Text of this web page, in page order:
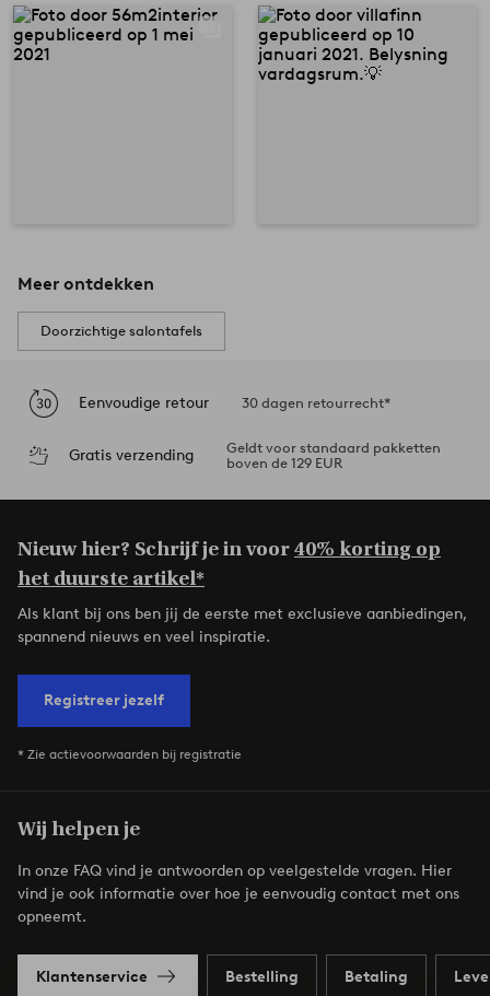
Meer ontdekken
Doorzichtige salontafels
Eenvoudige retour 30 dagen retourrecht*
Gratis verzending
Geldt voor standaard pakketten
boven de 129 EUR
Nieuw hier? Schrijf je in voor40% korting op
het duurste artikel*
Als klant bij ons ben jij de eerste met exclusieve aanbiedingen,
spannend nieuws en veel inspiratie.
Registreer jezelf
* Zie actievoorwaarden bij registratie
Wij helpen je
In onze FAQ vind je antwoorden op veelgestelde vragen. Hier
vind je ook informatie over hoe je eenvoudig contact met ons
opneemt.
Klantenservice Bestelling Betaling